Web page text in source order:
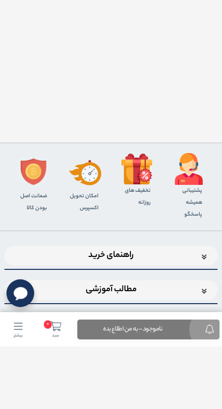
ناموجود - به من اطلاع بده 0
سبد بیشتر
پشتیبانی
همیشه
پاسخگو
تخفیف های
روزانه
اﻣﮑﺎن ﺗﺤﻮﯾﻞ
اﮐﺴﭙﺮس
ضمانت اصل
بودن کالا
راهنمای خرید
مطالب آموزشی